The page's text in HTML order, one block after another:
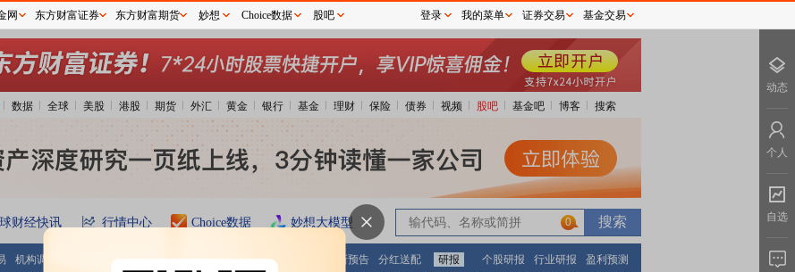
数据 全球 美股 港股 期货 外汇 黄金 银行 基金 理财 保险 债券 视频 股吧 基金吧 博客 搜索
财经快讯 行情中心 Choice数据 妙想大模型 0
机构调研 公告大全 条件选股 财报 业绩报表 最新预告 分红送配 研报 个股研报 行业研报
盈利预测
网 东方财富证券 东方财富期货 妙想 Choice数据 股吧 登录 我的菜单 证券交易 基金交易
动态
个人
自选